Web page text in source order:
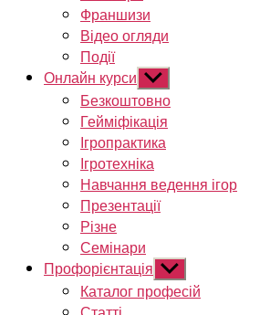
Франшизи
Відео огляди
Події
Онлайн курси Показати
підменю
Безкоштовно
Гейміфікація
Ігропрактика
Ігротехніка
Навчання ведення ігор
Презентації
Різне
Семінари
Профорієнтація Показати
підменю
Каталог професій